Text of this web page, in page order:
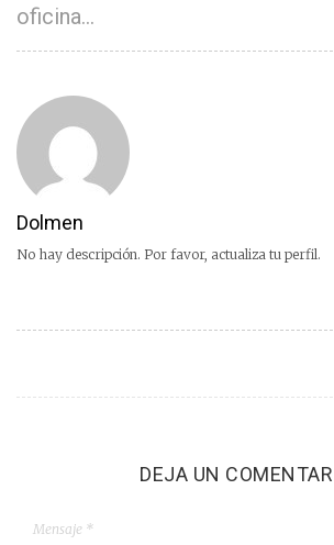
oficina…
Dolmen
No hay descripción. Por favor, actualiza tu perfil.
DEJA UN